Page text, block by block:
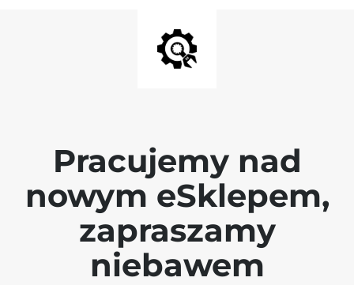
Pracujemy nad
nowym eSklepem,
zapraszamy
niebawem